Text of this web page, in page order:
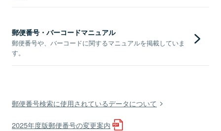
郵便番号・バーコードマニュアル
郵便番号や、バーコードに関するマニュアルを掲載していま
す。
郵便番号検索に使用されているデータについて
2025年度版郵便番号の変更案内